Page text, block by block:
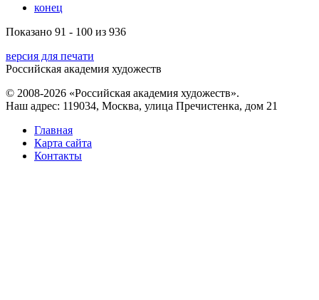
конец
Показано 91 - 100 из 936
версия для печати
Российская академия художеств
© 2008-2026 «Российская академия художеств».
Наш адрес: 119034, Москва, улица Пречистенка, дом 21
Главная
Карта сайта
Контакты